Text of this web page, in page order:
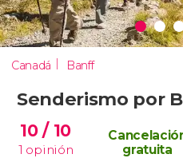
Canadá Banff
Senderismo por
10/ 10
1 opinión
gratuita